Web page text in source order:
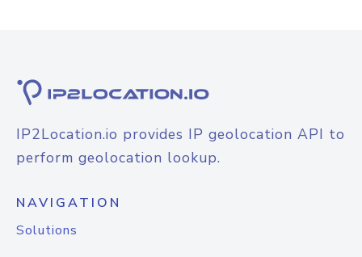
IP2Location.io provides IP geolocation API to
perform geolocation lookup.
NAVIGATION
Solutions